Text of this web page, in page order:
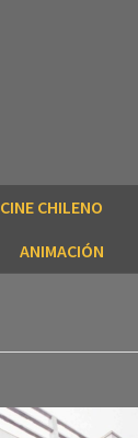
CINE CHILENO
ANIMACIÓN